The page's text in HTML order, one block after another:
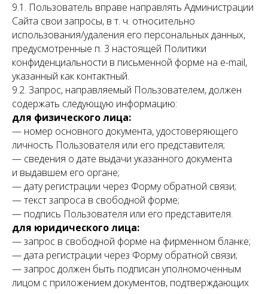
9.1. Пользователь вправе направлять Администрации
Сайта свои запросы, в т. ч. относительно
использования/удаления его персональных данных,
предусмотренные п. 3 настоящей Политики
конфиденциальности в письменной форме на e-mail,
указанный как контактный.
9.2. Запрос, направляемый Пользователем, должен
содержать следующую информацию:
для физического лица:
— номер основного документа, удостоверяющего
личность Пользователя или его представителя;
— сведения о дате выдачи указанного документа
и выдавшем его органе;
— дату регистрации через Форму обратной связи;
— текст запроса в свободной форме;
— подпись Пользователя или его представителя.
для юридического лица:
— запрос в свободной форме на фирменном бланке;
— дата регистрации через Форму обратной связи;
— запрос должен быть подписан уполномоченным
лицом с приложением документов, подтверждающих